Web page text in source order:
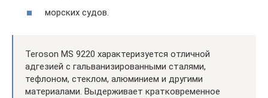
морских судов.
Teroson MS 9220 характеризуется отличной
адгезией с гальванизированными сталями,
тефлоном, стеклом, алюминием и другими
материалами. Выдерживает кратковременное